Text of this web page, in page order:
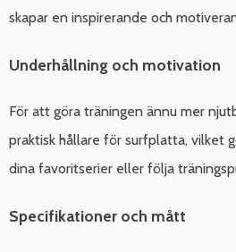
skapar en inspirerande och
Underhållning och motivation
För att göra träningen ännu mer
praktisk hållare för surfplatta, vilket
dina favoritserier eller följa
Specifikationer och mått